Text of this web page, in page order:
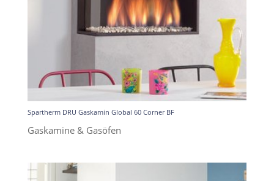
Spartherm DRU Gaskamin Global 60 Corner BF
Gaskamine & Gasöfen